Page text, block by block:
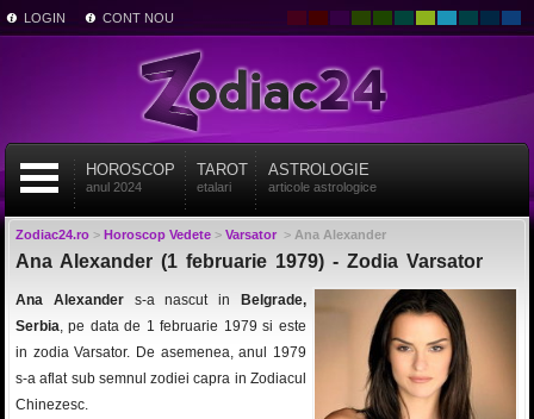
LOGIN CONT NOU
HOROSCOP
anul 2024
TAROT
etalari
ASTROLOGIE
articole astrologice
Zodiac24.ro> Horoscop Vedete> Varsator> Ana Alexander
Ana Alexander (1 februarie 1979) - Zodia Varsator
Ana Alexanders-a nascut in
Belgrade,
Serbia, pe data de 1 februarie 1979 si este
in zodia Varsator. De asemenea, anul 1979
s-a aflat sub semnul zodiei capra in Zodiacul
Chinezesc.